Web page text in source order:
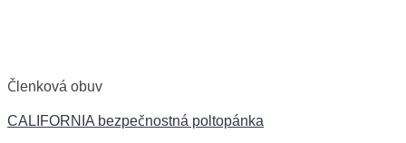
Členková obuv
CALIFORNIA bezpečnostná poltopánka